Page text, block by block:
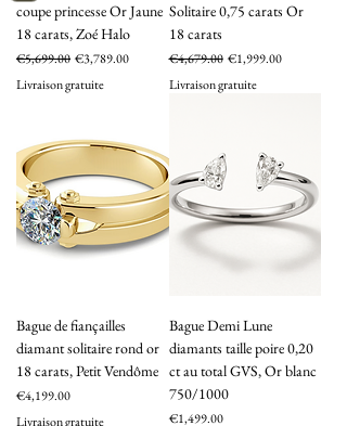
coupe princesse Or Jaune
18 carats, Zoé Halo
Regular Price
€5,699.00Sale Price
€3,789.00
Livraison gratuite
Solitaire 0,75 carats Or
18 carats
Regular Price
€4,679.00 Sale Price
€1,999.00
Livraison gratuite
Bague de fiançailles
diamant solitaire rond or
18 carats, Petit Vendôme
Price
€4,199.00
Livraison gratuite
Bague Demi Lune
diamants taille poire 0,20
ct au total GVS, Or blanc
750/1000
Price
€1,499.00